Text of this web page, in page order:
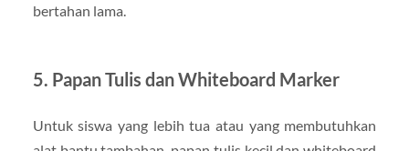
bertahan lama.
5. Papan Tulis dan Whiteboard Marker
Untuk siswa yang lebih tua atau yang membutuhkan